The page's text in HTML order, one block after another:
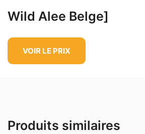
Wild Alee Belge]
VOIR LE PRIX
Produits similaires